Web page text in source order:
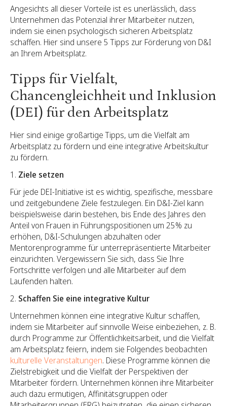
Angesichts all dieser Vorteile ist es unerlässlich, dass
Unternehmen das Potenzial ihrer Mitarbeiter nutzen,
indem sie einen psychologisch sicheren Arbeitsplatz
schaffen. Hier sind unsere 5 Tipps zur Förderung von D&I
an Ihrem Arbeitsplatz.
Tipps für Vielfalt,
Chancengleichheit und Inklusion
(DEI) für den Arbeitsplatz
Hier sind einige großartige Tipps, um die Vielfalt am
Arbeitsplatz zu fördern und eine integrative Arbeitskultur
zu fördern.
Ziele setzen
Für jede DEI-Initiative ist es wichtig, spezifische, messbare
und zeitgebundene Ziele festzulegen. Ein D&I-Ziel kann
beispielsweise darin bestehen, bis Ende des Jahres den
Anteil von Frauen in Führungspositionen um 25% zu
erhöhen, D&I-Schulungen abzuhalten oder
Mentorenprogramme für unterrepräsentierte Mitarbeiter
einzurichten. Vergewissern Sie sich, dass Sie Ihre
Fortschritte verfolgen und alle Mitarbeiter auf dem
Laufenden halten.
Schaffen Sie eine integrative Kultur
Unternehmen können eine integrative Kultur schaffen,
indem sie Mitarbeiter auf sinnvolle Weise einbeziehen, z. B.
durch Programme zur Öffentlichkeitsarbeit, und die Vielfalt
am Arbeitsplatz feiern, indem sie Folgendes beobachten
kulturelle Veranstaltungen. Diese Programme können die
Zielstrebigkeit und die Vielfalt der Perspektiven der
Mitarbeiter fördern. Unternehmen können ihre Mitarbeiter
auch dazu ermutigen, Affinitätsgruppen oder